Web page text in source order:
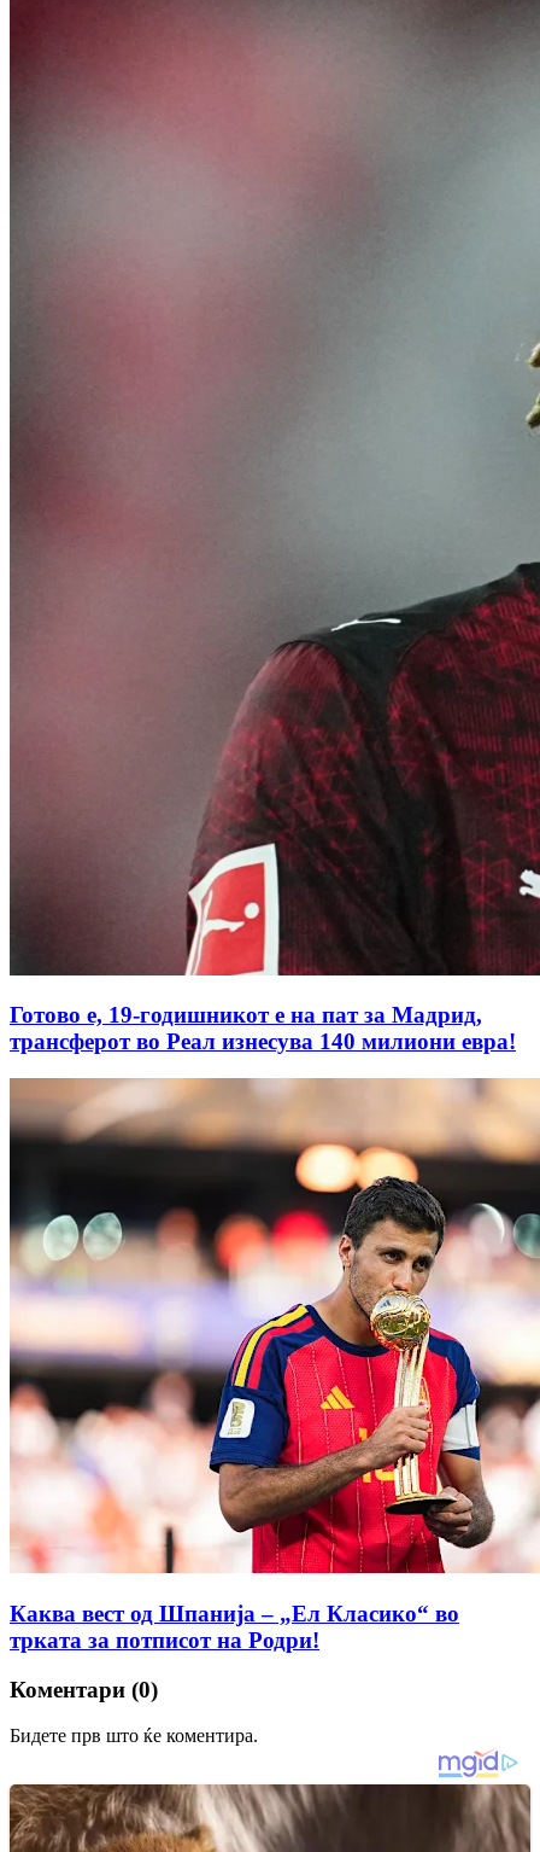
Готово е, 19-годишникот е на пат за Мадрид,
трансферот во Реал изнесува 140 милиони евра!
Каква вест од Шпанија – „Ел Класико“ во
трката за потписот на Родри!
Коментари (0)
Бидете прв што ќе коментира.